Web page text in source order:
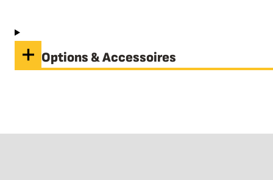
Options & Accessoires